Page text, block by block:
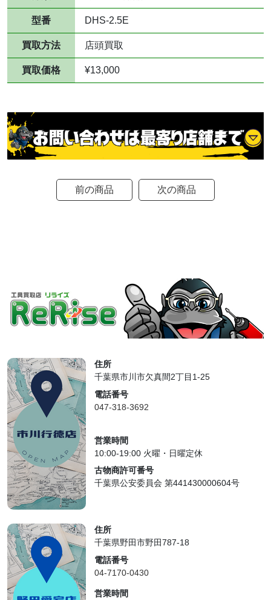
型番 DHS-2.5E
買取方法 店頭買取
買取価格 ¥13,000
前の商品 次の商品
住所
千葉県市川市欠真間2丁目1-25
電話番号
047-318-3692
営業時間
10:00-19:00 火曜・日曜定休
古物商許可番号
千葉県公安委員会 第441430000604号
住所
千葉県野田市野田787-18
電話番号
04-7170-0430
営業時間